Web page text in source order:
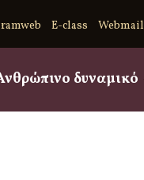
E-class Webmail
δυναμικό